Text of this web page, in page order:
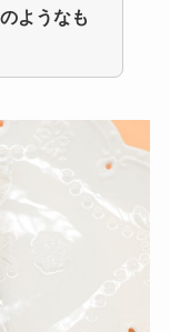
ようなも